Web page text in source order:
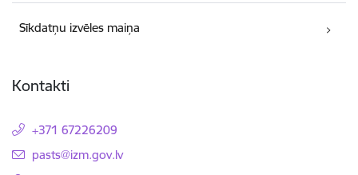
Sīkdatņu izvēles maiņa
Kontakti
+371 67226209
E-pasts:
pasts@izm.gov.lv